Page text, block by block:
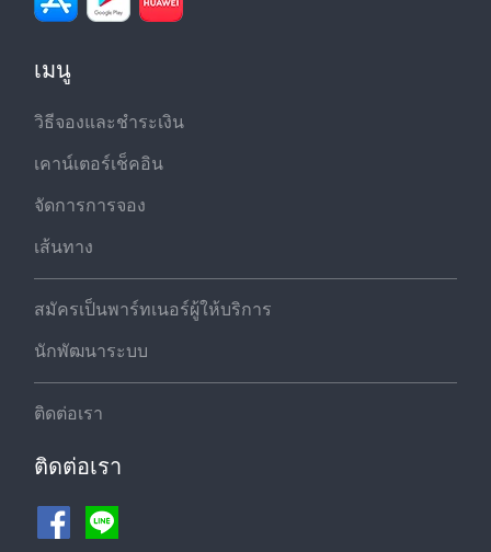
เมนู
วิธีจองและชำระเงิน
เคาน์เตอร์เช็คอิน
จัดการการจอง
เส้นทาง
สมัครเป็นพาร์ทเนอร์ผู้ให้บริการ
นักพัฒนาระบบ
ติดต่อเรา
ติดต่อเรา